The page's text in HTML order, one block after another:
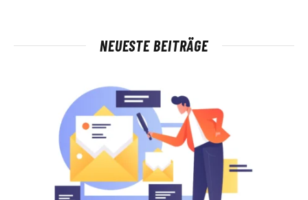
NEUESTE BEITRÄGE